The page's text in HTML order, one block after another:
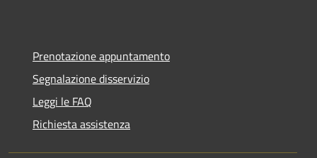
Prenotazione appuntamento
Segnalazione disservizio
Leggi le FAQ
Richiesta assistenza